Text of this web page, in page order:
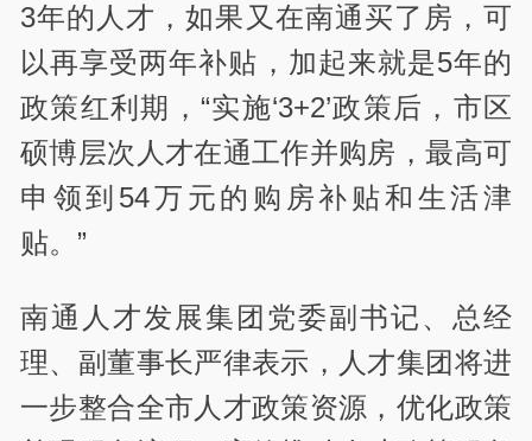
3年的人才，如果又在南通买了房，可
以再享受两年补贴，加起来就是5年的
政策红利期，“实施‘3+2’政策后，市区
硕博层次人才在通工作并购房，最高可
申领到54万元的购房补贴和生活津
贴。”
南通人才发展集团党委副书记、总经
理、副董事长严律表示，人才集团将进
一步整合全市人才政策资源，优化政策